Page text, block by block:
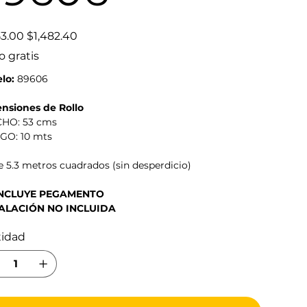
Precio
de
$1,482.40
gratis
89606
de Rollo
53 cms
10 mts
5.3 metros cuadrados (sin desperdicio)
PEGAMENTO
NO INCLUIDA